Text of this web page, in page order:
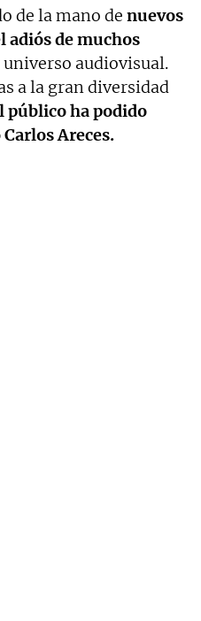
de la mano de nuevos
adiós de muchos
universo audiovisual.
a la gran diversidad
público ha podido
Areces.